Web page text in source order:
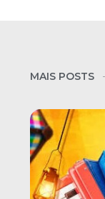
MAIS POSTS